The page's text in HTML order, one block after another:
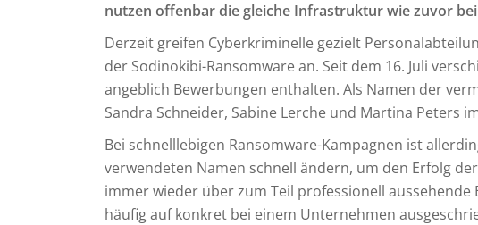
nutzen offenbar die gleiche Infrastruktur wie zuvor
Derzeit greifen Cyberkriminelle gezielt
der Sodinokibi-Ransomware an. Seit dem 16. Juli
angeblich Bewerbungen enthalten. Als Namen der
Sandra Schneider, Sabine Lerche und Martina Peters
Bei schnelllebigen Ransomware-Kampagnen ist
verwendeten Namen schnell ändern, um den Erfolg
immer wieder über zum Teil professionell
häufig auf konkret bei einem Unternehmen